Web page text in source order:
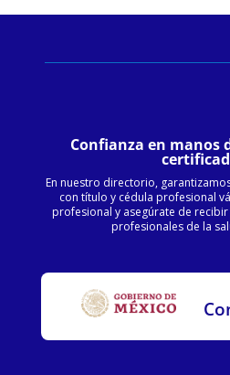
Confianza en manos
En nuestro directorio,
con título y cédula profesional
profesional y asegúrate de
profesionales de la